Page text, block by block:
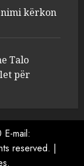
ja
për
Dumanit
që e
kërkon
Talo
për
mail:
reserved. |